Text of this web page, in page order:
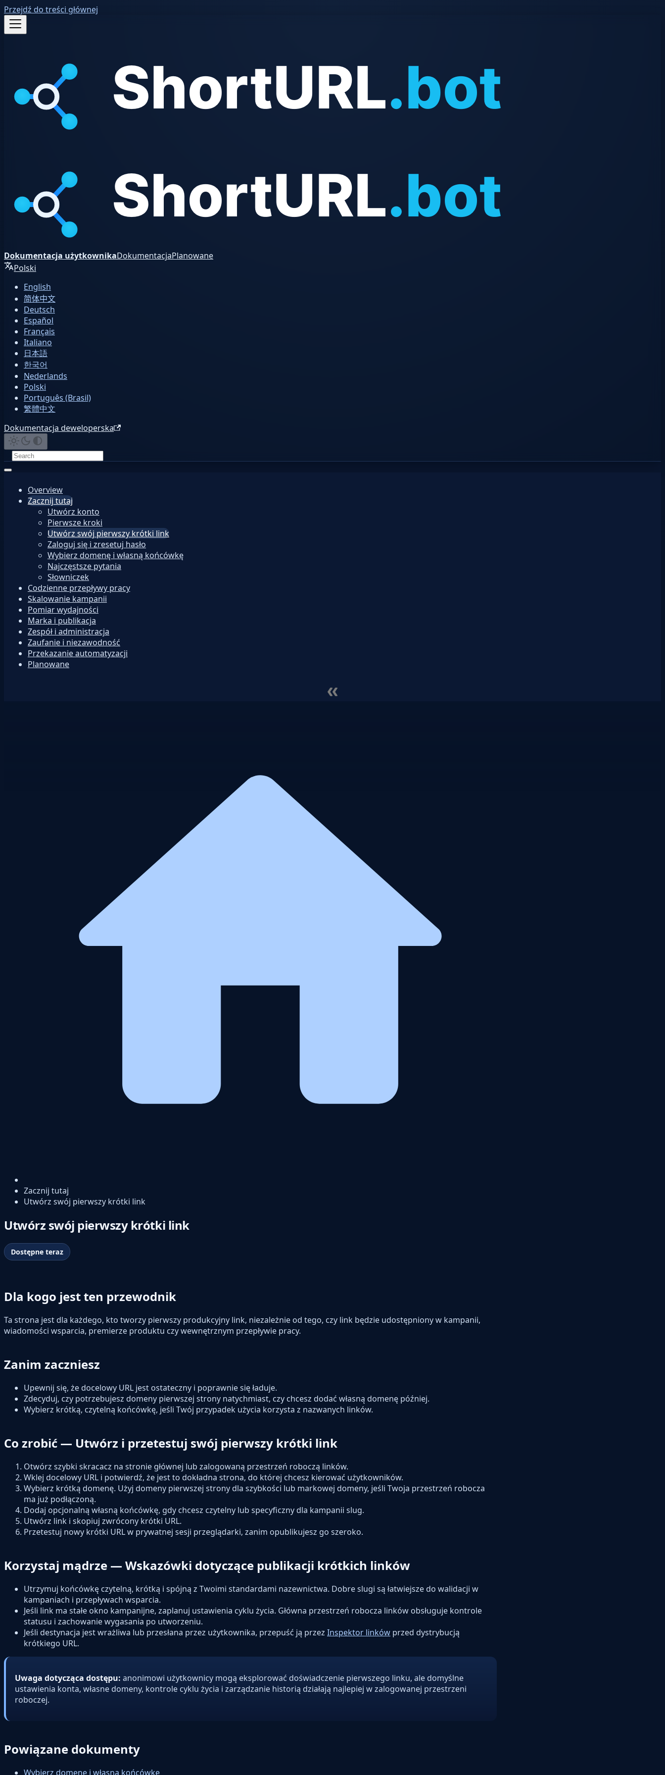
Przejdź do treści głównej
Dokumentacja użytkownikaDokumentacjaPlanowane
Polski
English
简体中文
Deutsch
Español
Français
Italiano
日本語
한국어
Nederlands
Polski
Português (Brasil)
繁體中文
Dokumentacja deweloperska
Overview
Zacznij tutaj
Utwórz konto
Pierwsze kroki
Utwórz swój pierwszy krótki link
Zaloguj się i zresetuj hasło
Wybierz domenę i własną końcówkę
Najczęstsze pytania
Słowniczek
Codzienne przepływy pracy
Skalowanie kampanii
Pomiar wydajności
Marka i publikacja
Zespół i administracja
Zaufanie i niezawodność
Przekazanie automatyzacji
Planowane
Zacznij tutaj
Utwórz swój pierwszy krótki link
Utwórz swój pierwszy krótki link
Dostępne teraz
Dla kogo jest ten przewodnik
Ta strona jest dla każdego, kto tworzy pierwszy produkcyjny link, niezależnie od tego, czy link będzie udostępniony w kampanii,
wiadomości wsparcia, premierze produktu czy wewnętrznym przepływie pracy.
Zanim zaczniesz
Upewnij się, że docelowy URL jest ostateczny i poprawnie się ładuje.
Zdecyduj, czy potrzebujesz domeny pierwszej strony natychmiast, czy chcesz dodać własną domenę później.
Wybierz krótką, czytelną końcówkę, jeśli Twój przypadek użycia korzysta z nazwanych linków.
Co zrobić — Utwórz i przetestuj swój pierwszy krótki link
Otwórz szybki skracacz na stronie głównej lub zalogowaną przestrzeń roboczą linków.
Wklej docelowy URL i potwierdź, że jest to dokładna strona, do której chcesz kierować użytkowników.
Wybierz krótką domenę. Użyj domeny pierwszej strony dla szybkości lub markowej domeny, jeśli Twoja przestrzeń robocza
ma już podłączoną.
Dodaj opcjonalną własną końcówkę, gdy chcesz czytelny lub specyficzny dla kampanii slug.
Utwórz link i skopiuj zwrócony krótki URL.
Przetestuj nowy krótki URL w prywatnej sesji przeglądarki, zanim opublikujesz go szeroko.
Korzystaj mądrze — Wskazówki dotyczące publikacji krótkich linków
Utrzymuj końcówkę czytelną, krótką i spójną z Twoimi standardami nazewnictwa. Dobre slugi są łatwiejsze do walidacji w
kampaniach i przepływach wsparcia.
Jeśli link ma stałe okno kampanijne, zaplanuj ustawienia cyklu życia. Główna przestrzeń robocza linków obsługuje kontrole
statusu i zachowanie wygasania po utworzeniu.
Jeśli destynacja jest wrażliwa lub przesłana przez użytkownika, przepuść ją przez Inspektor linków przed dystrybucją
krótkiego URL.
Uwaga dotycząca dostępu: anonimowi użytkownicy mogą eksplorować doświadczenie pierwszego linku, ale domyślne
ustawienia konta, własne domeny, kontrole cyklu życia i zarządzanie historią działają najlepiej w zalogowanej przestrzeni
roboczej.
Powiązane dokumenty
Wybierz domenę i własną końcówkę